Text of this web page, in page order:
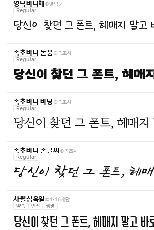
영덕바다체 ©영덕군
Regular
당신이 찾던 그 폰트, 헤매지 말고
속초바다 돋움©속초시
Regular
속초바다 바탕©속초시
Regular
속초바다 손글씨 ©속초시
Regular
사월십육일©4·16재단
약속
안전 생명
당신이 찾던 그 폰트, 헤매지 말고 바